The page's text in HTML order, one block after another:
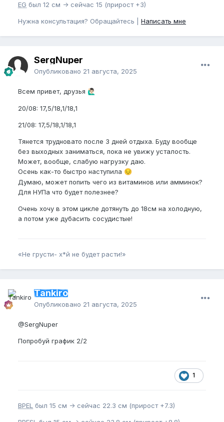
EG был 12 см -> сейчас 15 (прирост +3)
Нужна консультация? Обращайтесь | Написать мне
SergNuper
Опубликовано 21 августа, 2025
Всем привет, друзья 🙋🏻‍♂️
20/08: 17,5/18,1/18,1
21/08: 17,5/18,1/18,1
Тянется трудновато после 3 дней отдыха. Буду вообще
без выходных заниматься, пока не увижу усталость.
Может, вообще, слабую нагрузку даю.
Осень как-то быстро наступила 😔
Думаю, может попить чего из витаминов или амминок?
Для НУПа что будет полезнее?
Очень хочу в этом цикле дотянуть до 18см на холодную,
а потом уже дубасить сосудистые!
«Не грусти- х*й не будет расти!»
Tankiro
Опубликовано 21 августа, 2025
@SergNuper
Попробуй график 2/2
1
BPEL был 15 см -> сейчас 22.3 см (прирост +7.3)